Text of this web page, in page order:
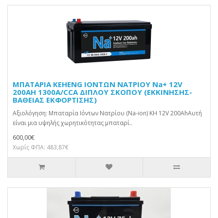
ΜΠΑΤΑΡΙΑ KEHENG ΙΟΝΤΩΝ ΝΑΤΡΙΟΥ Na+ 12V
200AH 1300A/CCA ΔΙΠΛΟΥ ΣΚΟΠΟΥ (ΕΚΚΙΝΗΣΗΣ-
ΒΑΘΕΙΑΣ ΕΚΦΟΡΤΙΣΗΣ)
Αξιολόγηση: Μπαταρία Ιόντων Νατρίου (Na-ion) KH 12V 200AhΑυτή
είναι μια υψηλής χωρητικότητας μπαταρί..
600,00€
Χωρίς ΦΠΑ: 483,87€